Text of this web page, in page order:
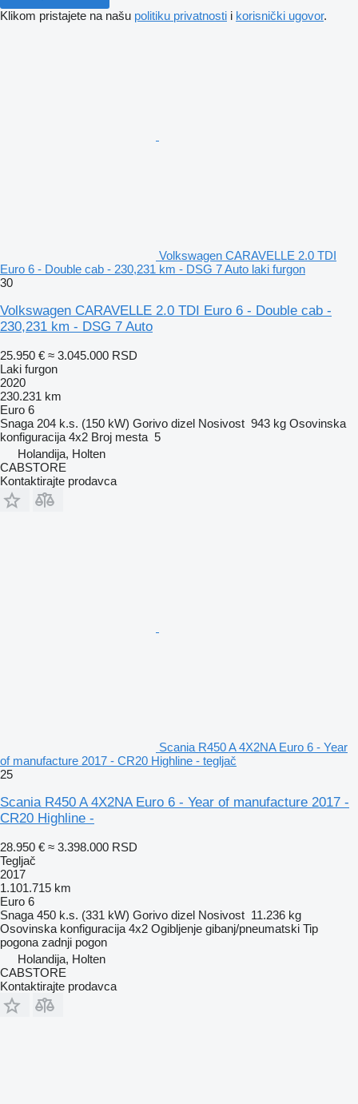
Klikom pristajete na našu politiku privatnosti i korisnički ugovor.
Volkswagen CARAVELLE 2.0 TDI
Euro 6 - Double cab - 230,231 km - DSG 7 Auto laki furgon
30
Volkswagen CARAVELLE 2.0 TDI Euro 6 - Double cab -
230,231 km - DSG 7 Auto
25.950 € ≈ 3.045.000 RSD
Laki furgon
2020
230.231 km
Euro 6
Snaga 204 k.s. (150 kW) Gorivo dizel Nosivost 943 kg Osovinska
konfiguracija 4x2 Broj mesta 5
Holandija, Holten
CABSTORE
Kontaktirajte prodavca
Scania R450 A 4X2NA Euro 6 - Year
of manufacture 2017 - CR20 Highline - tegljač
25
Scania R450 A 4X2NA Euro 6 - Year of manufacture 2017 -
CR20 Highline -
28.950 € ≈ 3.398.000 RSD
Tegljač
2017
1.101.715 km
Euro 6
Snaga 450 k.s. (331 kW) Gorivo dizel Nosivost 11.236 kg
Osovinska konfiguracija 4x2 Ogibljenje gibanj/pneumatski Tip
pogona zadnji pogon
Holandija, Holten
CABSTORE
Kontaktirajte prodavca